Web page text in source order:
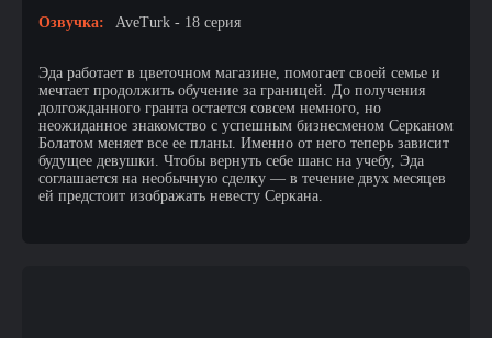
Озвучка:
AveTurk - 18 серия
Эда работает в цветочном магазине, помогает своей семье и
мечтает продолжить обучение за границей. До получения
долгожданного гранта остается совсем немного, но
неожиданное знакомство с успешным бизнесменом Серканом
Болатом меняет все ее планы. Именно от него теперь зависит
будущее девушки. Чтобы вернуть себе шанс на учебу, Эда
соглашается на необычную сделку — в течение двух месяцев
ей предстоит изображать невесту Серкана.